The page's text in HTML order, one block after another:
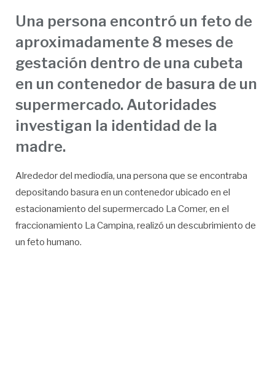
Una persona encontró un feto de
aproximadamente 8 meses de
gestación dentro de una cubeta
en un contenedor de basura de un
supermercado. Autoridades
investigan la identidad de la
madre.
Alrededor del mediodía, una persona que se encontraba
depositando basura en un contenedor ubicado en el
estacionamiento del supermercado La Comer, en el
fraccionamiento La Campina, realizó un descubrimiento de
un feto humano.